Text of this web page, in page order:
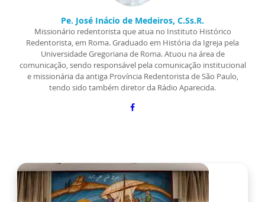
Pe. José Inácio de Medeiros, C.Ss.R.
Missionário redentorista que atua no Instituto Histórico
Redentorista, em Roma. Graduado em História da Igreja pela
Universidade Gregoriana de Roma. Atuou na área de
comunicação, sendo responsável pela comunicação institucional
e missionária da antiga Província Redentorista de São Paulo,
tendo sido também diretor da Rádio Aparecida.